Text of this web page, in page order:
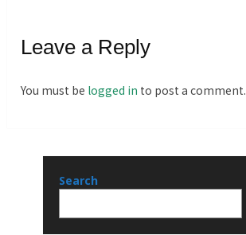
Leave a Reply
You must be logged in to post a comment.
Search